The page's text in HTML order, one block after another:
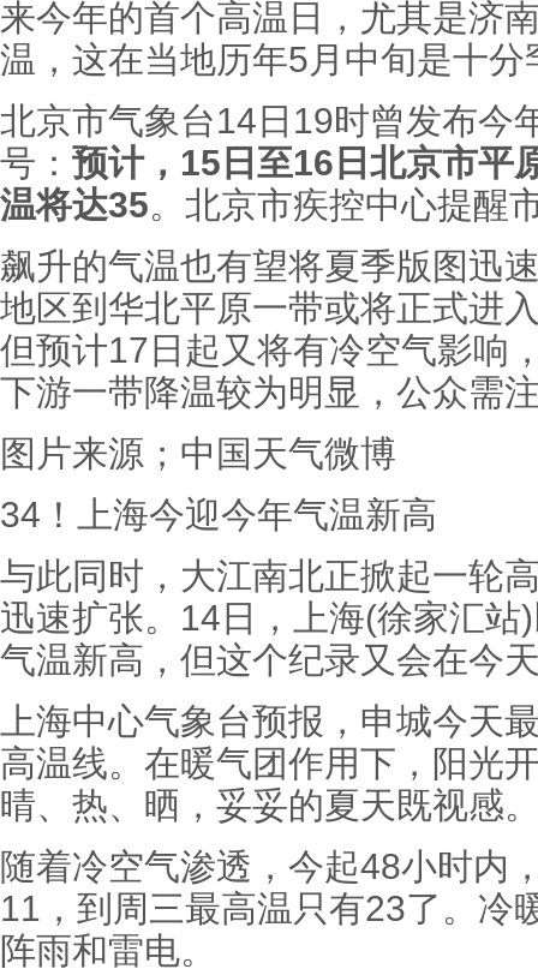
来今年的首个高温日，尤其是济
温，这在当地历年5月中旬是十分
北京市气象台14日19时曾发布今
号： 预计，15日至16日北京市平
温将达35。北京市疾控中心提醒
飙升的气温也有望将夏季版图迅
地区到华北平原一带或将正式进
但预计17日起又将有冷空气影响
下游一带降温较为明显，公众需
图片来源；中国天气微博
34！上海今迎今年气温新高
与此同时，大江南北正掀起一轮
迅速扩张。14日，上海(徐家汇站
气温新高，但这个纪录又会在今
上海中心气象台预报，申城今天
高温线。在暖气团作用下，阳光
晴、热、晒，妥妥的夏天既视感
随着冷空气渗透，今起48小时内
11，到周三最高温只有23了。冷
阵雨和雷电。